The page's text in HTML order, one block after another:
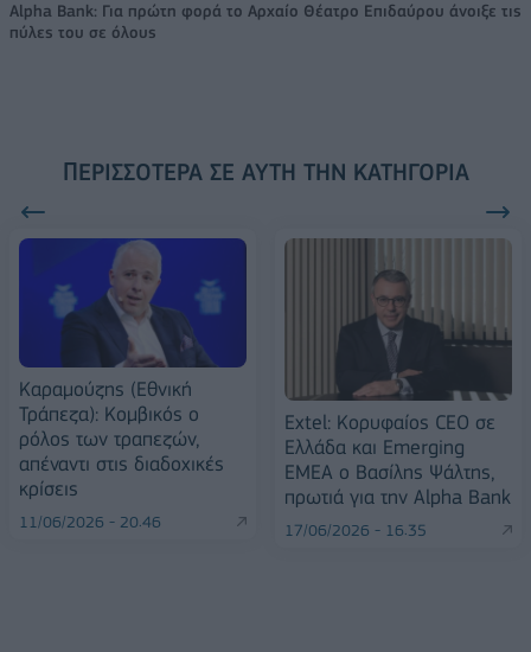
Alpha Bank: Για πρώτη φορά το Αρχαίο Θέατρο Επιδαύρου άνοιξε τις
πύλες του σε όλους
ΠΕΡΙΣΣΌΤΕΡΑ ΣΕ ΑΥΤΉ ΤΗΝ ΚΑΤΗΓΟΡΊΑ
Καραμούζης (Εθνική
Τράπεζα): Κομβικός ο
ρόλος των τραπεζών,
απέναντι στις διαδοχικές
κρίσεις
11/06/2026 - 20:46
Extel: Κορυφαίος CEO σε
Ελλάδα και Emerging
ΕΜΕΑ ο Βασίλης Ψάλτης,
πρωτιά για την Alpha Bank
17/06/2026 - 16:35